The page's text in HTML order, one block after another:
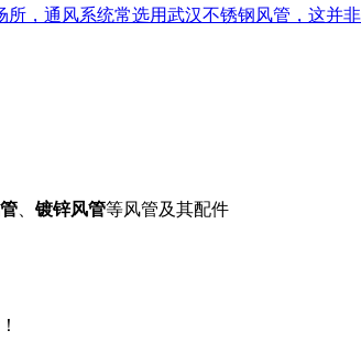
，通风系统常选用武汉不锈钢风管，这
镀锌风管等风管及其配件